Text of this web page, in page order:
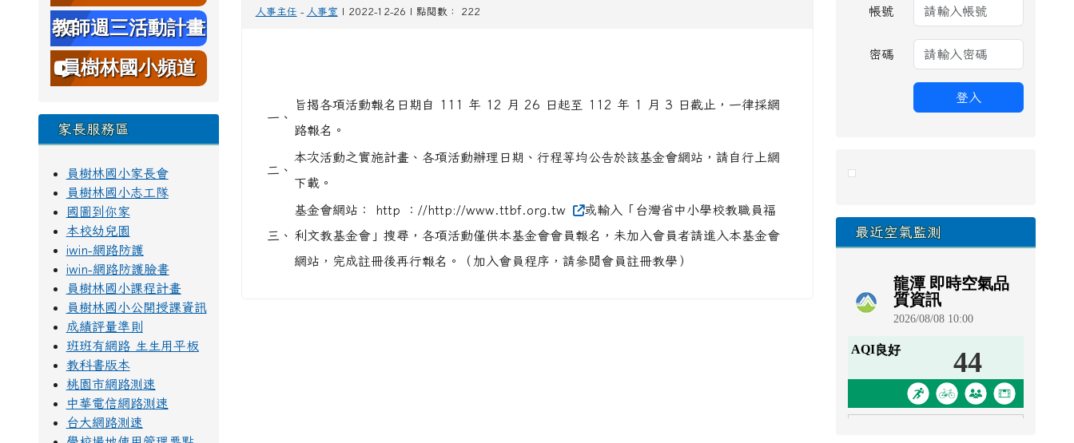
教師週三活動計畫
表
員樹林國小頻道
家長服務區
員樹林國小家長會
員樹林國小志工隊
國圖到你家
本校幼兒園
iwin-網路防護
iwin-網路防護臉書
員樹林國小課程計畫
員樹林國小公開授課資訊
成績評量準則
班班有網路 生生用平板
教科書版本
桃園市網路測速
中華電信網路測速
台大網路測速
人事主任 - 人事室 | 2022-12-26 | 點閱數： 222
一、
旨揭各項活動報名日期自 111 年 12 月 26 日起至 112 年 1 月 3 日截止，一律採網
路報名。
二、
本次活動之實施計畫、各項活動辦理日期、行程等均公告於該基金會網站，請自行上網
下載。
三、
基金會網站： http ：//http://www.ttbf.org.tw
或輸入「台灣省中小學校教職員福
利文教基金會」搜尋，各項活動僅供本基金會會員報名，未加入會員者請進入本基金會
網站，完成註冊後再行報名。（加入會員程序，請參閱會員註冊教學）
帳號
密碼
登入
最近空氣監測